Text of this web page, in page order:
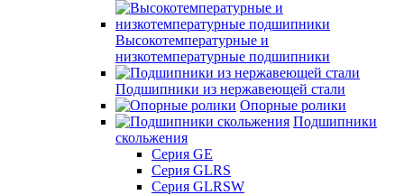
Высокотемпературные и
низкотемпературные подшипники
Подшипники из нержавеющей стали
Опорные ролики
Подшипники
скольжения
Серия GE
Серия GLRS
Серия GLRSW